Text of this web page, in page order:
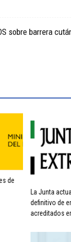
sobre barrera
de
La Junta
definitivo de
acreditados